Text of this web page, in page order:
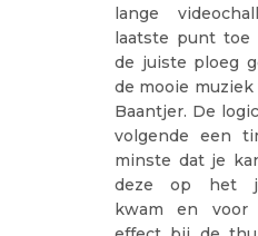
lange
laatste punt toe
de juiste ploeg
de mooie
Baantjer. De
volgende een
minste dat je
deze op het
kwam en voor